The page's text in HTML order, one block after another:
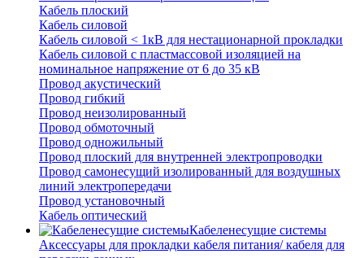
Кабель плоский
Кабель силовой
Кабель силовой < 1кВ для нестационарной прокладки
Кабель силовой с пластмассовой изоляцией на
номинальное напряжение от 6 до 35 кВ
Провод акустический
Провод гибкий
Провод неизолированный
Провод обмоточный
Провод одножильный
Провод плоский для внутренней электропроводки
Провод самонесущий изолированный для воздушных
линий электропередачи
Провод установочный
Кабель оптический
Кабеленесущие системы
Аксессуары для прокладки кабеля питания/ кабеля для